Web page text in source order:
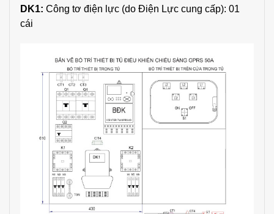
DK1: Công tơ điện lực (do Điện Lực cung cấp): 01
cái